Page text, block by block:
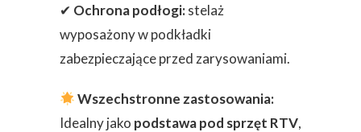
✔ Ochrona podłogi:stelaż
wyposażony w podkładki
zabezpieczające przed zarysowaniami.
Wszechstronne zastosowania:
Idealny jako podstawa pod sprzęt RTV,